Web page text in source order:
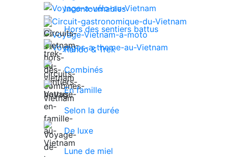
Incontournables
Hors des sentiers battus
Rando & Trek
Combinés
En famille
Selon la durée
De luxe
Lune de miel